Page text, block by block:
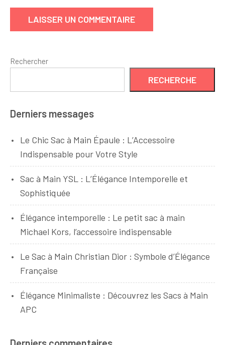
Rechercher
RECHERCHE
Derniers messages
Le Chic Sac à Main Épaule : L’Accessoire
Indispensable pour Votre Style
Sac à Main YSL : L’Élégance Intemporelle et
Sophistiquée
Élégance intemporelle : Le petit sac à main
Michael Kors, l’accessoire indispensable
Le Sac à Main Christian Dior : Symbole d’Élégance
Française
Élégance Minimaliste : Découvrez les Sacs à Main
APC